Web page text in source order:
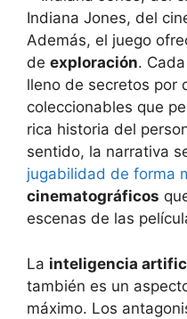
Indiana Jones, del
Además, el juego
de exploración.
lleno de secretos por
coleccionables que
rica historia del
sentido, la narrativa
jugabilidad de forma
cinematográficos
escenas de las
La inteligencia
también es un
máximo. Los